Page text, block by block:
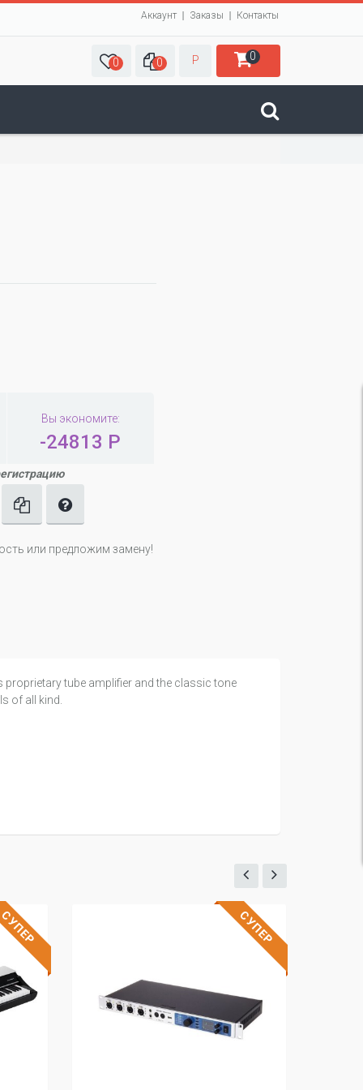
Аккаунт Заказы Контакты
0 0 Р 0
Вы экономите:
-24813 Р
или предложим замену!
proprietary tube amplifier and the classic tone
of all kind.
СУПЕР